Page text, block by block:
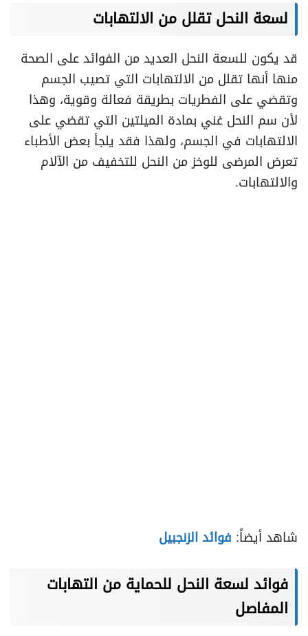
لسعة النحل تقلل من الالتهابات
قد يكون للسعة النحل العديد من الفوائد على الصحة
منها أنها تقلل من الالتهابات التي تصيب الجسم
وتقضي على الفطريات بطريقة فعالة وقوية، وهذا
لأن سم النحل غني بمادة الميلتين التي تقضي على
الالتهابات في الجسم، ولهذا فقد يلجأ بعض الأطباء
تعرض المرضى للوخز من النحل للتخفيف من الآلام
والالتهابات.
شاهد أيضاً: فوائد الزنجبيل
فوائد لسعة النحل للحماية من التهابات
المفاصل